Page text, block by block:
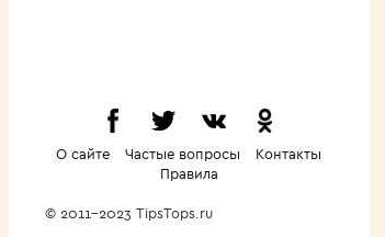
О сайте Частые вопросы
Контакты
Правила
© 2011-2023 TipsTops.ru